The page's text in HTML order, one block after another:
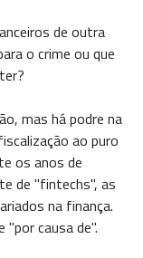
de outra
o crime ou que
mas há podre na
ao puro
os anos de
de "fintechs", as
na finança.
causa de".